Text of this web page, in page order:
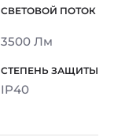
3500 Лм
IP40